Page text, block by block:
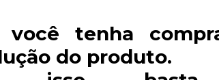
você tenha
do produto.